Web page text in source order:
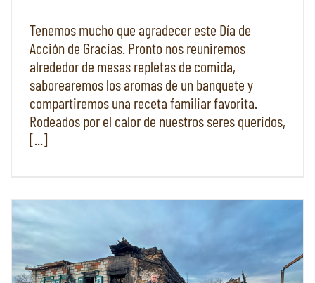
Tenemos mucho que agradecer este Día de
Acción de Gracias. Pronto nos reuniremos
alrededor de mesas repletas de comida,
saborearemos los aromas de un banquete y
compartiremos una receta familiar favorita.
Rodeados por el calor de nuestros seres queridos,
[...]